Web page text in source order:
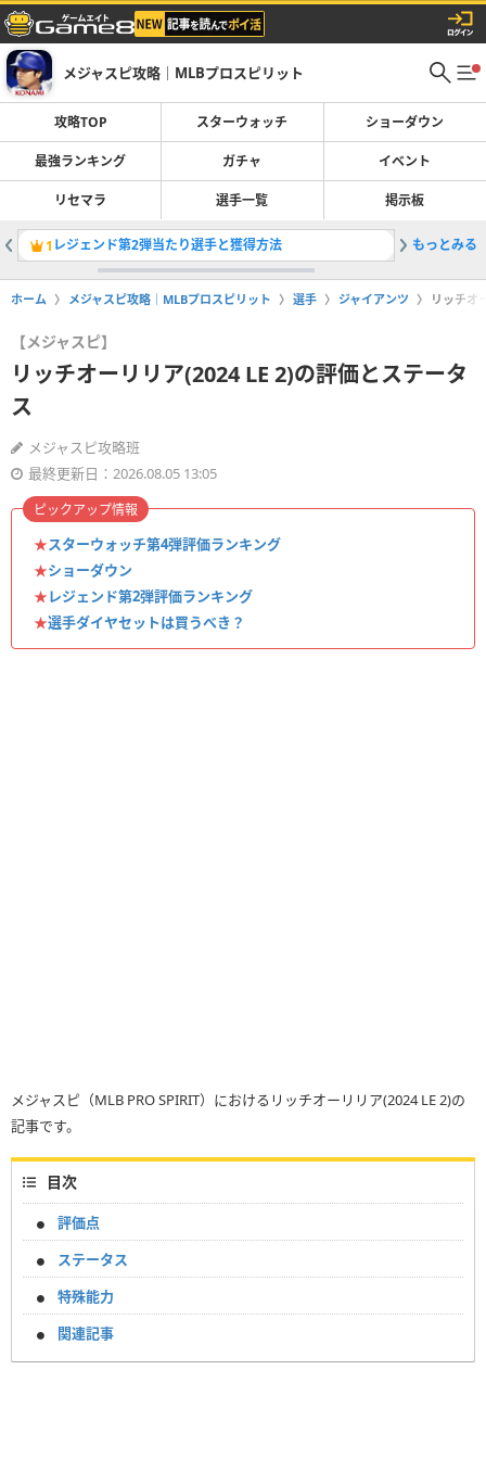
メジャスピ攻略｜MLBプロスピリット
攻略TOP スターウォッチ ショーダウン
最強ランキング ガチャ イベント
リセマラ 選手一覧 掲示板
1 レジェンド第2弾当たり選手と獲得方法 2最強選
もっとみる
ホーム メジャスピ攻略｜MLBプロスピリット 選手 ジャイアンツ リッチオ
【メジャスピ】
リッチオーリリア(2024 LE 2)の評価とステータ
ス
メジャスピ攻略班
最終更新日：2026.08.05 13:05
★スターウォッチ第4弾評価ランキング
★ショーダウン
★レジェンド第2弾評価ランキング
★選手ダイヤセットは買うべき？
ピックアップ情報
メジャスピ（MLB PRO SPIRIT）におけるリッチオーリリア(2024 LE 2)の
記事です。
目次
評価点
ステータス
特殊能力
関連記事